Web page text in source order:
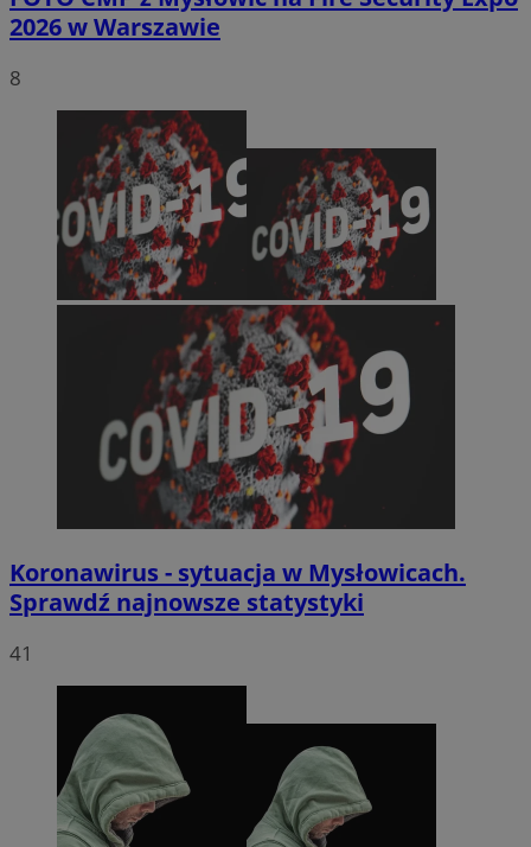
2026 w Warszawie
8
Koronawirus - sytuacja w Mysłowicach.
Sprawdź najnowsze statystyki
41